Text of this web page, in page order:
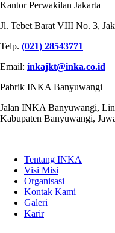
Kantor Perwakilan Jakarta
Jl. Tebet Barat VIII No. 3,
Telp. (021) 28543771
Email: inkajkt@inka.co.id
Pabrik INKA Banyuwangi
Jalan INKA Banyuwangi,
Kabupaten Banyuwangi,
Tentang INKA
Visi Misi
Organisasi
Kontak Kami
Galeri
Karir